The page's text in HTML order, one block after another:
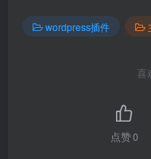
wordpress插件
喜
点赞0